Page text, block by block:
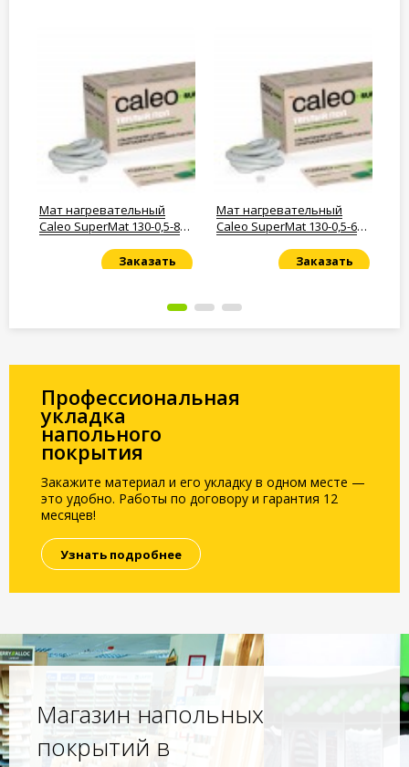
Мат нагревательный
Caleo SuperMat 130-0,5-8
Заказать
Мат нагревательный
Caleo SuperMat 130-0,5-6
Заказать
Профессиональная
укладка
напольного
покрытия
Закажите материал и его укладку в одном месте —
это удобно. Работы по договору и гарантия 12
месяцев!
Узнать подробнее
Магазин напольных
покрытий в